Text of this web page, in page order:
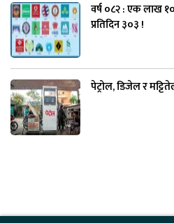
वर्ष ०८२ : एक लाख
प्रतिदिन ३०३ !
पेट्रोल, डिजेल र